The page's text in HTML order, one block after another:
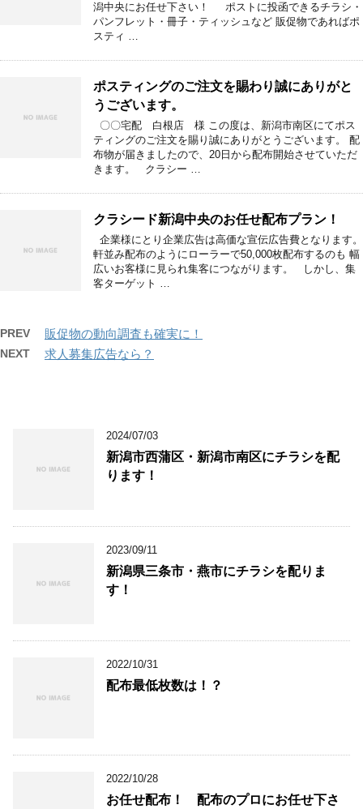
潟中央にお任せ下さい！ ポストに投函できるチラシ・
パンフレット・冊子・ティッシュなど 販促物であればポ
スティ …
ポスティングのご注文を賜わり誠にありがと
うございます。
〇〇宅配 白根店 様 この度は、新潟市南区にてポス
ティングのご注文を賜り誠にありがとうございます。 配
布物が届きましたので、20日から配布開始させていただ
きます。 クラシー …
クラシード新潟中央のお任せ配布プラン！
企業様にとり企業広告は高価な宣伝広告費となります。
軒並み配布のようにローラーで50,000枚配布するのも 幅
広いお客様に見られ集客につながります。 しかし、集
客ターゲット …
PREV 販促物の動向調査も確実に！
NEXT 求人募集広告なら？
2024/07/03
新潟市西蒲区・新潟市南区にチラシを配
ります！
2023/09/11
新潟県三条市・燕市にチラシを配りま
す！
2022/10/31
配布最低枚数は！？
2022/10/28
お任せ配布！ 配布のプロにお任せ下さ